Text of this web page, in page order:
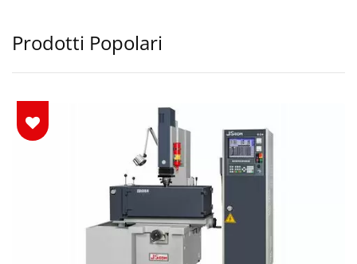
Prodotti Popolari